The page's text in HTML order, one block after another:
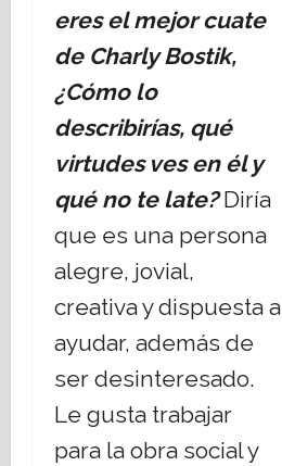
eres el mejor cuate
de Charly Bostik,
¿Cómo lo
describirías, qué
virtudes ves en él y
qué no te late?Diría
que es una persona
alegre, jovial,
creativa y dispuesta a
ayudar, además de
ser desinteresado.
Le gusta trabajar
para la obra social y